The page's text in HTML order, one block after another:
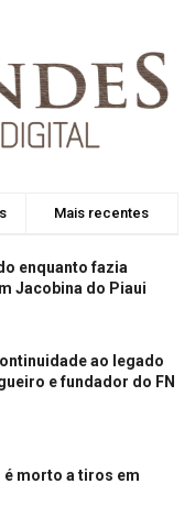
Mais recentes
enquanto fazia
Jacobina do Piaui
ao legado
e fundador do FN
morto a tiros em